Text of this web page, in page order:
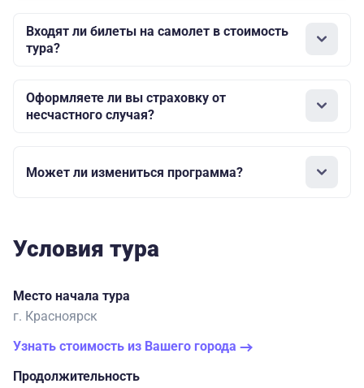
Входят ли билеты на самолет в стоимость
тура?
Оформляете ли вы страховку от
несчастного случая?
Может ли измениться программа?
Условия тура
Место начала тура
г. Красноярск
Узнать стоимость из Вашего города
Продолжительность